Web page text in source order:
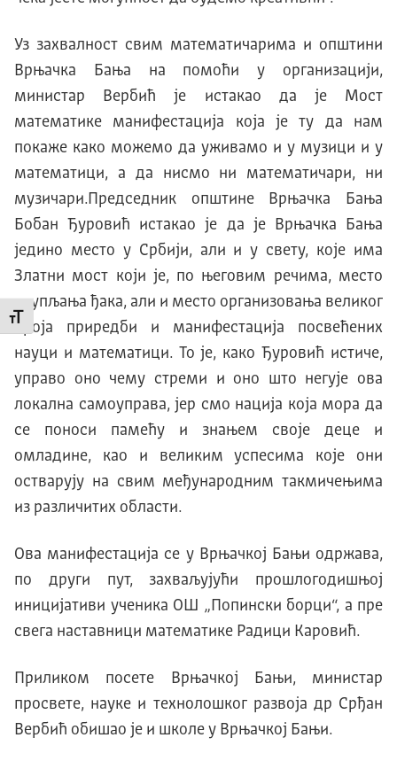
Промени величину слова
Уз захвалност свим математичарима и општини
Врњачка Бања на помоћи у организацији,
министар Вербић је истакао да је Мост
математике манифестација која је ту да нам
покаже како можемо да уживамо и у музици и у
математици, а да нисмо ни математичари, ни
музичари.Председник општине Врњачка Бања
Бобан Ђуровић истакао је да је Врњачка Бања
једино место у Србији, али и у свету, које има
Златни мост који је, по његовим речима, место
окупљања ђака, али и место организовања великог
броја приредби и манифестација посвећених
науци и математици. То је, како Ђуровић истиче,
управо оно чему стреми и оно што негује ова
локална самоуправа, јер смо нација која мора да
се поноси памећу и знањем своје деце и
омладине, као и великим успесима које они
остварују на свим међународним такмичењима
из различитих области.
Ова манифестација се у Врњачкој Бањи одржава,
по други пут, захваљујући прошлогодишњој
иницијативи ученика ОШ „Попински борци“, а пре
свега наставници математике Радици Каровић.
Приликом посете Врњачкој Бањи, министар
просвете, науке и технолошког развоја др Срђан
Вербић обишао је и школе у Врњачкој Бањи.